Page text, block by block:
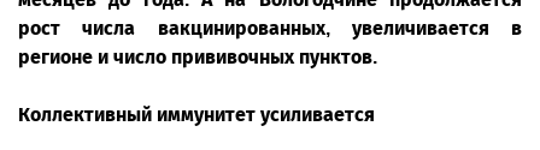
рост числа вакцинированных, увеличивается в
регионе и число прививочных пунктов.
Коллективный иммунитет усиливается